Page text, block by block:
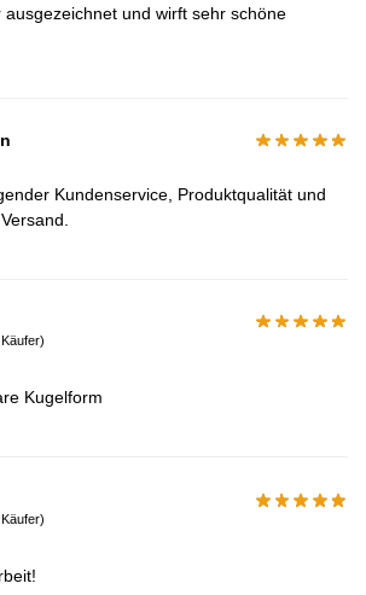
ausgezeichnet und wirft sehr schöne
Kundenservice, Produktqualität und
Kugelform